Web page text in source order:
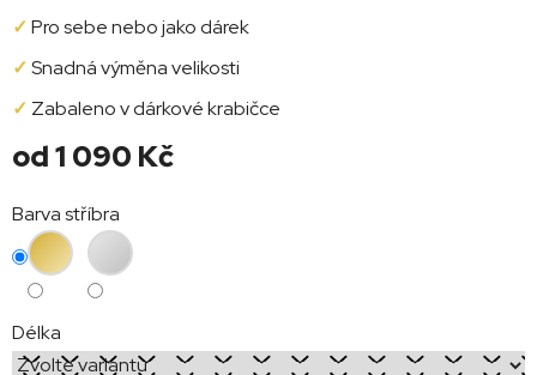
✓Pro sebe nebo jako dárek
✓Snadná výměna velikosti
✓ Zabaleno v dárkové krabičce
od1 090 Kč
cena:
Barva stříbra
Délka